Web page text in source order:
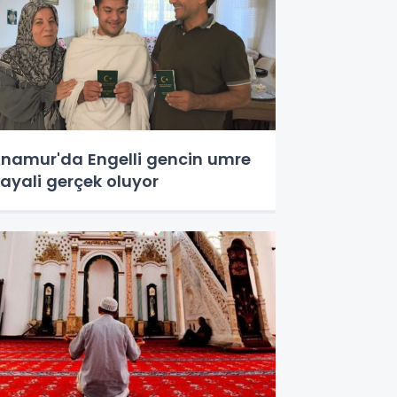
Engelli gencin umre
gerçek oluyor